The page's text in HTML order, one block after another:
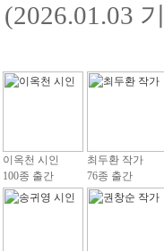
(2026.01.03
이옥천 시인
100종 출간
최두환 작가
76종 출간